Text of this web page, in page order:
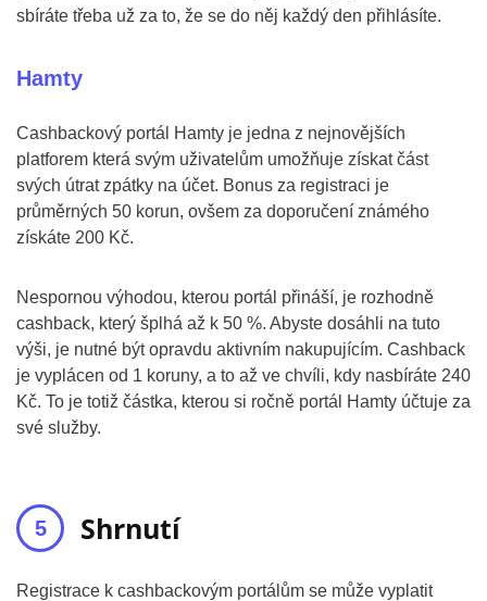
sbíráte třeba už za to, že se do něj každý den přihlásíte.
Hamty
Cashbackový portál Hamty je jedna z nejnovějších
platforem která svým uživatelům umožňuje získat část
svých útrat zpátky na účet. Bonus za registraci je
průměrných 50 korun, ovšem za doporučení známého
získáte 200 Kč.
Nespornou výhodou, kterou portál přináší, je rozhodně
cashback, který šplhá až k 50 %. Abyste dosáhli na tuto
výši, je nutné být opravdu aktivním nakupujícím. Cashback
je vyplácen od 1 koruny, a to až ve chvíli, kdy nasbíráte 240
Kč. To je totiž částka, kterou si ročně portál Hamty účtuje za
své služby.
Shrnutí
Registrace k cashbackovým portálům se může vyplatit